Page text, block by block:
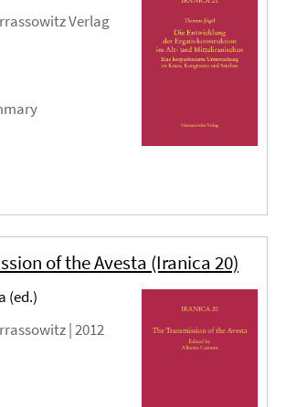
Verlag
of the Avesta (Iranica 20)
(ed.)
|2012